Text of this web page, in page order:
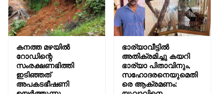
കനത്ത മഴയിൽ
റോഡിന്റെ
സംരക്ഷണഭിത്തി
ഇടിഞ്ഞത്
അപകടഭീഷണി
ഭാര്യാവീട്ടിൽ
അതിക്രമിച്ചു കയറി
ഭാര്യാ പിതാവിനും,
സഹോദരനെയുമെതി
രെ ആക്രമണം: